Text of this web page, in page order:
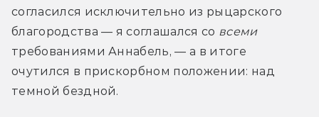
согласился исключительно из рыцарского
благородства — я соглашался со
всеми
требованиями Аннабель, — а в итоге
очутился в прискорбном положении: над
темной бездной.